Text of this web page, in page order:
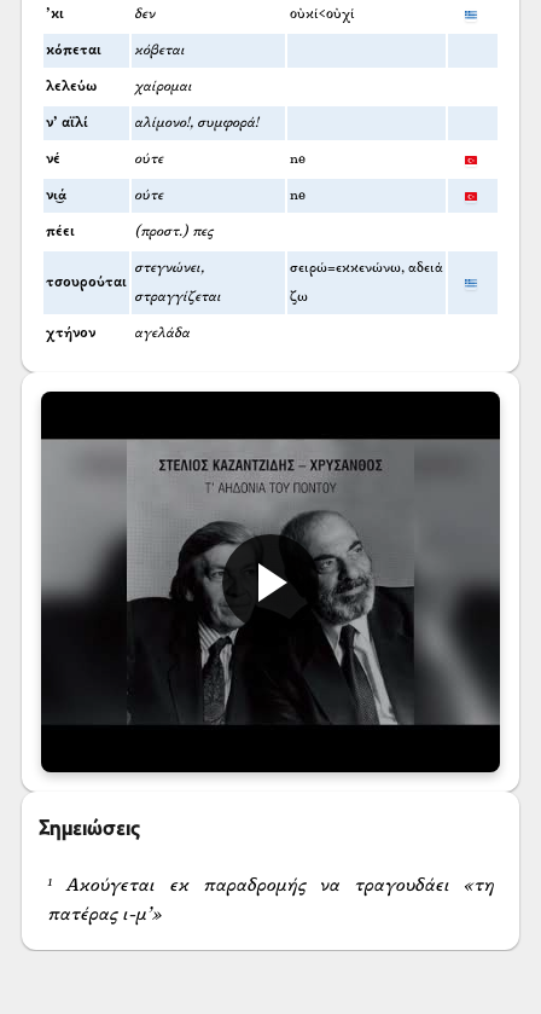
’κι δεν οὐκί<οὐχί
κόπεται κόβεται
λελεύω χαίρομαι
ν’ αϊλί αλίμονο!, συμφορά!
νέ ούτε ne
νι͜ά ούτε ne
πέει (προστ.) πες
τσουρούται
στεγνώνει,
στραγγίζεται
σειρώ=εκκενώνω, αδειά
ζω
χτήνον αγελάδα
Σημειώσεις
¹ Ακούγεται εκ παραδρομής να τραγουδάει «τη
πατέρας ι-μ’»